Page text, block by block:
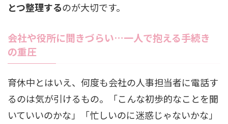
とつ整理するのが大切です。
会社や役所に聞きづらい…一人で抱える手続き
の重圧
育休中とはいえ、何度も会社の人事担当者に電話す
るのは気が引けるもの。「こんな初歩的なことを聞
いていいのかな」「忙しいのに迷惑じゃないかな」